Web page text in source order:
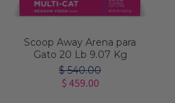
Scoop Away Arena para
Gato 20 Lb 9.07 Kg
$ 540.00
$ 459.00